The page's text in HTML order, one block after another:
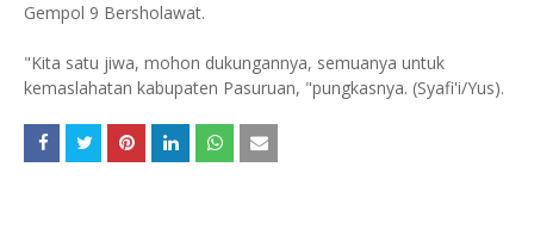
Gempol 9 Bersholawat.
"Kita satu jiwa, mohon dukungannya, semuanya untuk
kemaslahatan kabupaten Pasuruan, "pungkasnya. (Syafi'i/Yus).